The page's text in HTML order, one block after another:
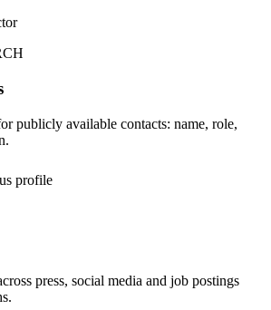
publicly available contacts: name, role,
profile
press, social media and job postings